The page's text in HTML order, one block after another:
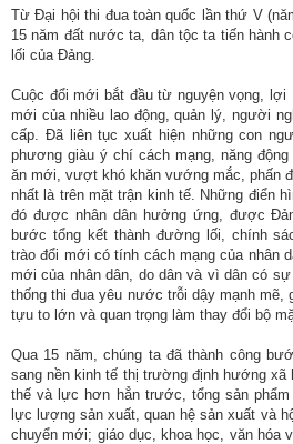
trị
-
Kinh
tế
-
Xã
hội
Hợp
tác
đào
tạo
dự
án,
đề
tài
Từ Đại hội thi đua toàn quốc lần thứ V
15 năm đất nước ta, dân tộc ta tiến hành
lối của Đảng.
Cuộc đổi mới bắt đầu từ nguyện vọng,
mới của nhiều lao động, quản lý, người
cấp. Đã liên tục xuất hiện những con
phương giàu ý chí cách mạng, năng
ăn mới, vượt khó khăn vướng mắc, phấn
nhất là trên mặt trận kinh tế. Những điển
đó được nhân dân hưởng ứng, được
bước tổng kết thành đường lối, chính
trào đổi mới có tính cách mạng của nhân
mới của nhân dân, do dân và vì dân có
thống thi đua yêu nước trỗi dậy mạnh mẽ,
tựu to lớn và quan trọng làm thay đổi bộ
Qua 15 năm, chúng ta đã thành công
sang nền kinh tế thị trường định hướng xã
thế và lực hơn hẳn trước, tổng sản
lực lượng sản xuất, quan hệ sản xuất và
chuyển mới; giáo dục, khoa học, văn hóa